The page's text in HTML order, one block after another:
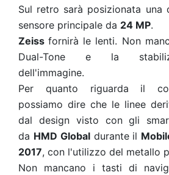
Sul retro sarà posizionata una
sensore principale da 24 MP.
Zeissfornirà le lenti. Non
Dual-Tone e la
dell'immagine.
Per quanto riguarda il
possiamo dire che le linee
dal design visto con gli
da HMD Globaldurante il
2017, con l'utilizzo del metallo
Non mancano i tasti di